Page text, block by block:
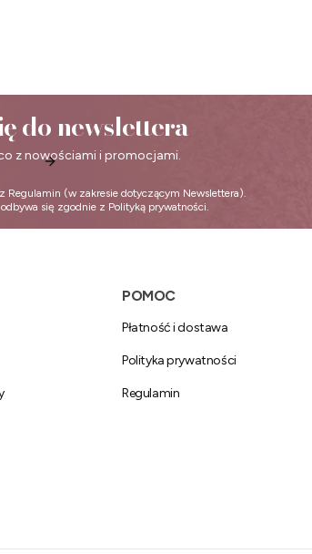
do newslettera
z nowościami i promocjami.
Regulamin (w zakresie dotyczącym Newslettera).
się zgodnie z Polityką prywatności.
POMOC
Płatność i dostawa
Polityka prywatności
Regulamin